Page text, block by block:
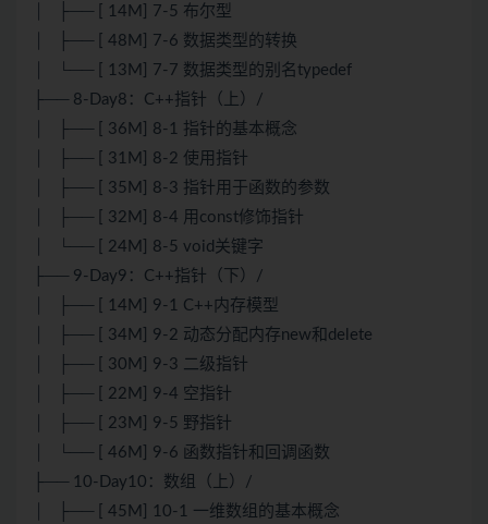
│ ├── [ 14M] 7-5 布尔型
│ ├── [ 48M] 7-6 数据类型的转换
│ └── [ 13M] 7-7 数据类型的别名typedef
├── 8-Day8：C++指针（上）/
│ ├── [ 36M] 8-1 指针的基本概念
│ ├── [ 31M] 8-2 使用指针
│ ├── [ 35M] 8-3 指针用于函数的参数
│ ├── [ 32M] 8-4 用const修饰指针
│ └── [ 24M] 8-5 void关键字
├── 9-Day9：C++指针（下）/
│ ├── [ 14M] 9-1 C++内存模型
│ ├── [ 34M] 9-2 动态分配内存new和delete
│ ├── [ 30M] 9-3 二级指针
│ ├── [ 22M] 9-4 空指针
│ ├── [ 23M] 9-5 野指针
│ └── [ 46M] 9-6 函数指针和回调函数
├── 10-Day10：数组（上）/
│ ├── [ 45M] 10-1 一维数组的基本概念